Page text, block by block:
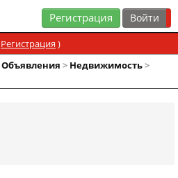
Регистрация
Регистрация )
Объявления > Недвижимость>